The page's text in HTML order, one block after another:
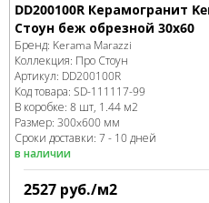
DD200100R Керамогранит
Стоун беж обрезной 30х60
Бренд: Kerama Marazzi
Коллекция: Про Стоун
Артикул: DD200100R
Код товара: SD-111117-99
В коробке: 8 шт, 1.44 м2
Размер: 300x600 мм
Сроки доставки: 7 - 10 дней
в наличии
2527 руб./м2